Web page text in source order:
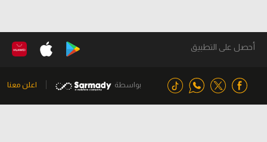
أحصل على التطبيق
بواسطة اعلن معنا